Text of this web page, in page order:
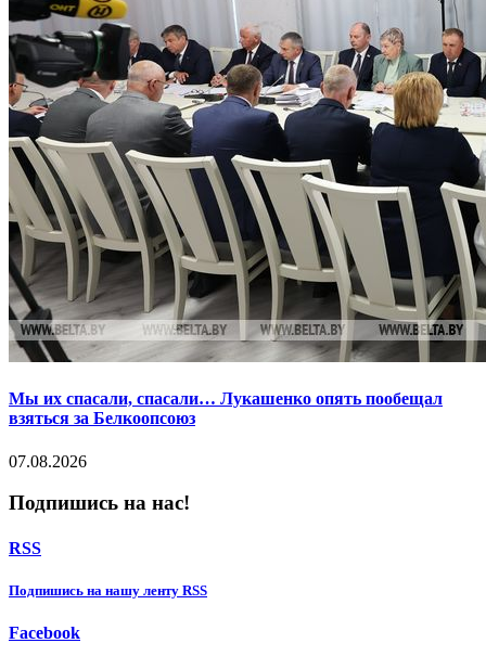
Мы их спасали, спасали… Лукашенко опять пообещал
взяться за Белкоопсоюз
07.08.2026
Подпишись на нас!
RSS
Подпишиcь на нашу ленту RSS
Facebook